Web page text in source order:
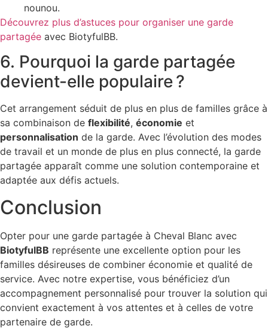
nounou.
Découvrez plus d’astuces pour organiser une garde
partagée avec BiotyfulBB.
6. Pourquoi la garde partagée
devient-elle populaire ?
Cet arrangement séduit de plus en plus de familles grâce à
sa combinaison de flexibilité, économie et
personnalisation de la garde. Avec l’évolution des modes
de travail et un monde de plus en plus connecté, la garde
partagée apparaît comme une solution contemporaine et
adaptée aux défis actuels.
Conclusion
Opter pour une garde partagée à Cheval Blanc avec
BiotyfulBB représente une excellente option pour les
familles désireuses de combiner économie et qualité de
service. Avec notre expertise, vous bénéficiez d’un
accompagnement personnalisé pour trouver la solution qui
convient exactement à vos attentes et à celles de votre
partenaire de garde.